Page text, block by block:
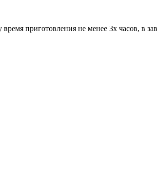
приготовления не менее 3х часов, в